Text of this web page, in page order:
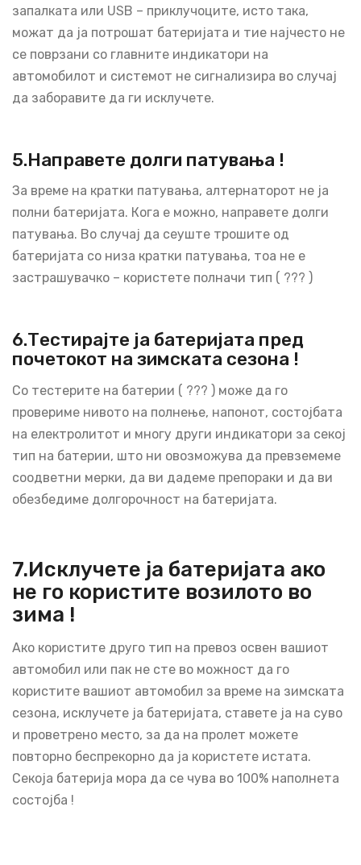
запалката или USB – приклучоците, исто така,
можат да ја потрошат батеријата и тие најчесто не
се поврзани со главните индикатори на
автомобилот и системот не сигнализира во случај
да заборавите да ги исклучете.
5.Направете долги патувања !
За време на кратки патувања, алтернаторот не ја
полни батеријата. Кога е можно, направете долги
патувања. Во случај да сеуште трошите од
батеријата со низа кратки патувања, тоа не е
застрашувачко – користете полначи тип ( ??? )
6.Тестирајте ја батеријата пред
почетокот на зимската сезона !
Со тестерите на батерии ( ??? ) може да го
провериме нивото на полнење, напонот, состојбата
на електролитот и многу други индикатори за секој
тип на батерии, што ни овозможува да превземеме
соодветни мерки, да ви дадеме препораки и да ви
обезбедиме долгорочност на батеријата.
7.Исклучете ја батеријата ако
не го користите возилото во
зима !
Ако користите друго тип на превоз освен вашиот
автомобил или пак не сте во можност да го
користите вашиот автомобил за време на зимската
сезона, исклучете ја батеријата, ставете ја на суво
и проветрено место, за да на пролет можете
повторно беспрекорно да ја користете истата.
Секоја батерија мора да се чува во 100% наполнета
состојба !